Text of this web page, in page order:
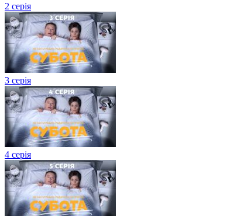
2 серія
3 серія
4 серія